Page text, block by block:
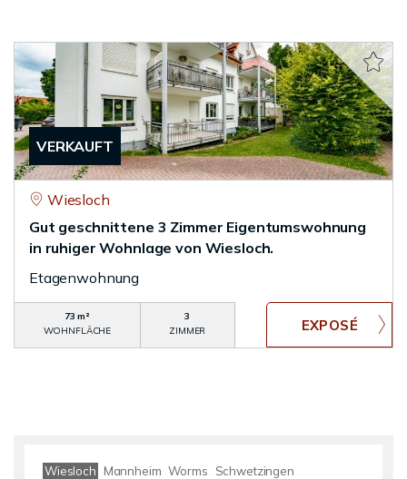
VERKAUFT
Wiesloch
Gut geschnittene 3 Zimmer Eigentumswohnung
in ruhiger Wohnlage von Wiesloch.
Etagenwohnung
73 m²
WOHNFLÄCHE
3
ZIMMER
Wiesloch Mannheim Worms
Schwetzingen